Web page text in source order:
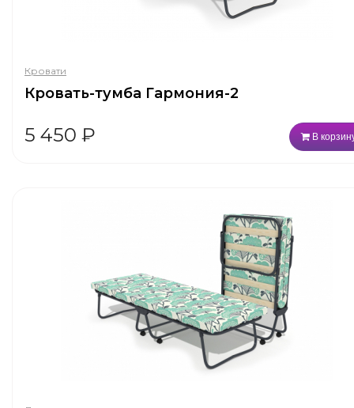
Кровати
Кровать-тумба Гармония-2
5 450 ₽ В